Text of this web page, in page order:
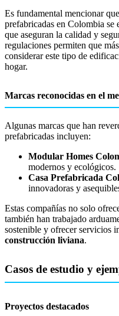
Es fundamental mencionar
prefabricadas en Colombia se
que aseguran la calidad y
regulaciones permiten que
considerar este tipo de
hogar.
Marcas reconocidas en el
Algunas marcas que han
prefabricadas incluyen:
Modular Homes
modernos y ecológicos.
Casa Prefabricada
innovadoras y
Estas compañías no solo
también han trabajado
sostenible y ofrecer servicios
construcción liviana.
Casos de estudio y
Proyectos destacados